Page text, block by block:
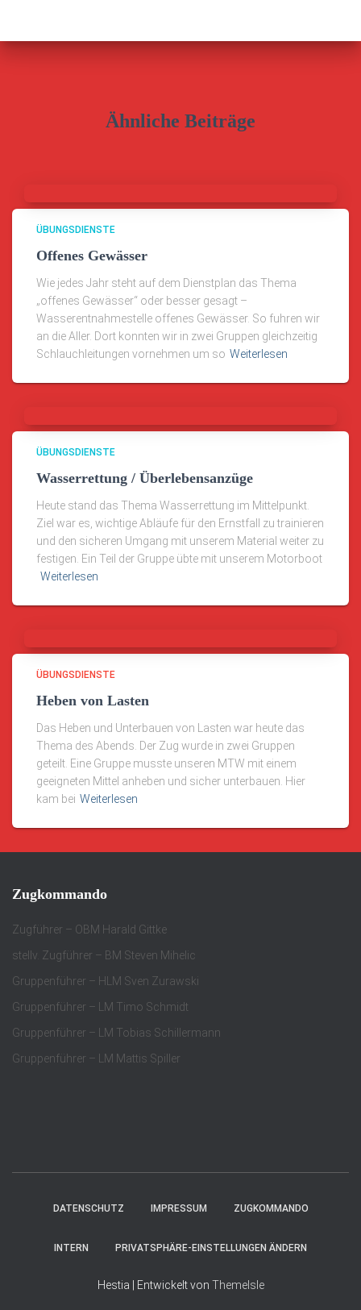
Ähnliche Beiträge
ÜBUNGSDIENSTE
Offenes Gewässer
Wie jedes Jahr steht auf dem Dienstplan das Thema
„offenes Gewässer“ oder besser gesagt –
Wasserentnahmestelle offenes Gewässer. So fuhren wir
an die Aller. Dort konnten wir in zwei Gruppen gleichzeitig
Schlauchleitungen vornehmen um so Weiterlesen
ÜBUNGSDIENSTE
Wasserrettung / Überlebensanzüge
Heute stand das Thema Wasserrettung im Mittelpunkt.
Ziel war es, wichtige Abläufe für den Ernstfall zu trainieren
und den sicheren Umgang mit unserem Material weiter zu
festigen. Ein Teil der Gruppe übte mit unserem Motorboot
Weiterlesen
ÜBUNGSDIENSTE
Heben von Lasten
Das Heben und Unterbauen von Lasten war heute das
Thema des Abends. Der Zug wurde in zwei Gruppen
geteilt. Eine Gruppe musste unseren MTW mit einem
geeigneten Mittel anheben und sicher unterbauen. Hier
kam bei Weiterlesen
Zugkommando
Zugführer – OBM Harald Gittke
stellv. Zugführer – BM Steven Mihelic
Gruppenführer – HLM Sven Zurawski
Gruppenführer – LM Timo Schmidt
Gruppenführer – LM Tobias Schillermann
Gruppenführer – LM Mattis Spiller
DATENSCHUTZ IMPRESSUM ZUGKOMMANDO
INTERN PRIVATSPHÄRE-EINSTELLUNGEN ÄNDERN
Hestia | Entwickelt von ThemeIsle